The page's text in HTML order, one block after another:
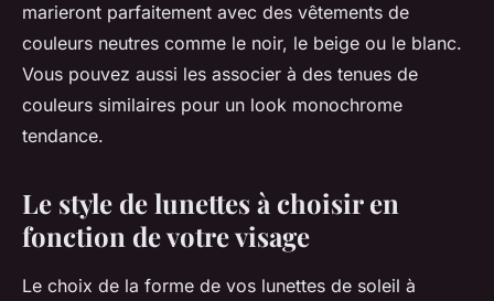
marieront parfaitement avec des vêtements de
couleurs neutres comme le noir, le beige ou le blanc.
Vous pouvez aussi les associer à des tenues de
couleurs similaires pour un look monochrome
tendance.
Le style de lunettes à choisir en
fonction de votre visage
Le choix de la forme de vos lunettes de soleil à